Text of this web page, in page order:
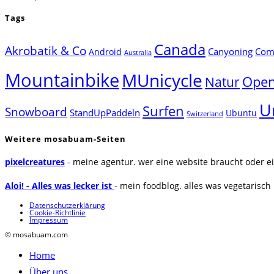
Tags
Akrobatik & Co Android Australia Canada Canyoning
MountainbikeMUnicycle Natur
Snowboard StandUpPaddeln Surfen Switzerland Ubuntu
Weitere mosabuam-Seiten
pixelcreatures - meine agentur. wer eine website braucht oder
Aloi! - Alles was lecker ist - mein foodblog. alles was
Datenschutzerklärung
Cookie-Richtlinie
Impressum
© mosabuam.com
Home
Über uns